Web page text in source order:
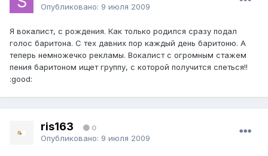
Опубликовано: 9 июля 2009
Я вокалист, с рождения. Как только родился сразу подал
голос баритона. С тех давних пор каждый день баритоню. А
теперь немножечко рекламы. Вокалист с огромным стажем
пения баритоном ищет группу, с которой получится спеться!!
:good:
ris163 0
Опубликовано: 9 июля 2009